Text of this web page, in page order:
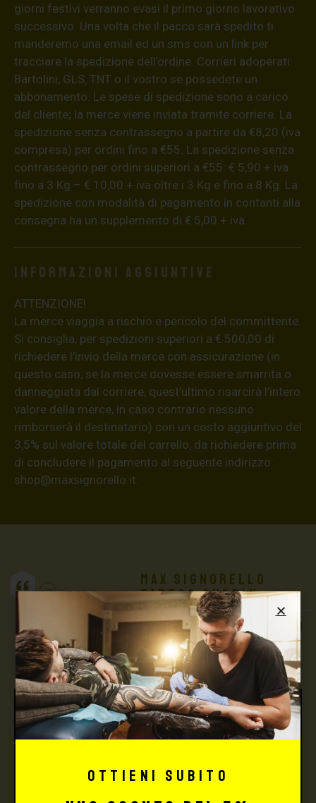
giorni festivi verranno evasi il primo giorno lavorativo
successivo. Una volta che il pacco sarà spedito ti
manderemo una email ed un sms con un link per
tracciare la spedizione dell’ordine. Corrieri adoperati:
Bartolini, GLS, TNT o il vostro se possedete un
abbonamento. Le spese di spedizione sono a carico
del cliente; la merce viene inviata tramite corriere. La
spedizione senza contrassegno a partire da €8,20 (iva
compresa) per ordini fino a €55. La spedizione senza
contrassegno per ordini superiori a €55: € 5,90 + iva
fino a 3 Kg – € 10,00 + iva oltre i 3 Kg e fino a 8 Kg. La
spedizione con modalità di pagamento in contanti alla
consegna ha un supplemento di € 5,00 + iva.
Informazioni aggiuntive
ATTENZIONE!
La merce viaggia a rischio e pericolo del committente.
Si consiglia, per spedizioni superiori a € 500,00 di
richiedere l’invio della merce con assicurazione (in
questo caso, se la merce dovesse essere smarrita o
danneggiata dal corriere, quest’ultimo risarcirà l’intero
valore della merce, in caso contrario nessuno
rimborserà il destinatario) con un costo aggiuntivo del
3,5% sul valore totale del carrello, da richiedere prima
di concludere il pagamento al seguente indirizzo:
shop@maxsignorello.it
Max Signorello
Tattoo Supply
TUTTO PER IL TUO
TATTOO STUDIO
Ottieni subito